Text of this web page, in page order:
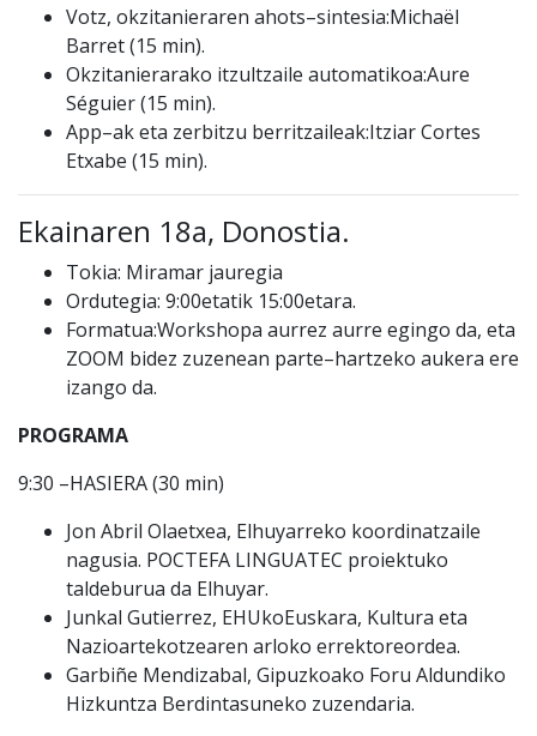
Votz, okzitanieraren ahots–sintesia:Michaël
Barret(15 min).
Okzitanierarako itzultzaile automatikoa:Aure
Séguier(15 min).
App–ak eta zerbitzu berritzaileak:Itziar Cortes
Etxabe (15 min).
Ekainaren 18a, Donostia.
Tokia: Miramar jauregia
Ordutegia: 9:00etatik 15:00etara.
Formatua:Workshopa aurrez aurre egingo da, eta
ZOOM bidez zuzenean parte–hartzeko aukera ere
izango da.
PROGRAMA
9:30 –HASIERA (30 min)
Jon Abril Olaetxea, Elhuyarreko koordinatzaile
nagusia. POCTEFA LINGUATEC proiektuko
taldeburua da Elhuyar.
Junkal Gutierrez, EHUkoEuskara, Kultura eta
Nazioartekotzearen arloko errektoreordea.
Garbiñe Mendizabal, Gipuzkoako Foru Aldundiko
Hizkuntza Berdintasuneko zuzendaria.